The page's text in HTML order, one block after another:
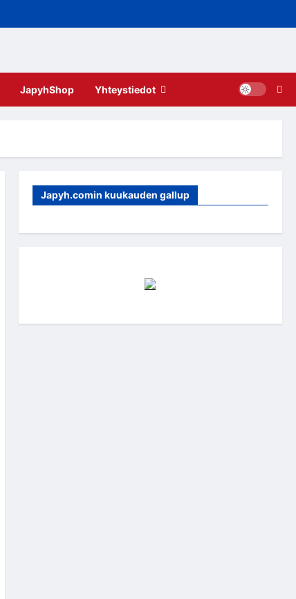
JapyhShop Yhteystiedot
Japyh.comin kuukauden gallup